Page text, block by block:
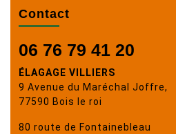
Contact
06 76 79 41 20
ÉLAGAGE VILLIERS
9 Avenue du Maréchal Joffre,
77590 Bois le roi
80 route de Fontainebleau